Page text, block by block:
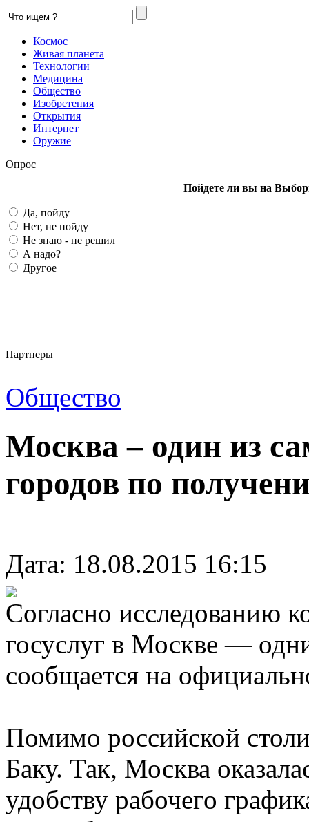
Космос
Живая планета
Технологии
Медицина
Общество
Изобретения
Открытия
Интернет
Оружие
Опрос
Пойдете ли вы на
Да, пойду
Нет, не пойду
Не знаю - не решил
А надо?
Другое
Партнеры
Общество
Москва – один из
городов по
Дата: 18.08.2015 16:15
Согласно исследованию
госуслуг в Москве —
сообщается на
Помимо российской
Баку. Так, Москва
удобству рабочего